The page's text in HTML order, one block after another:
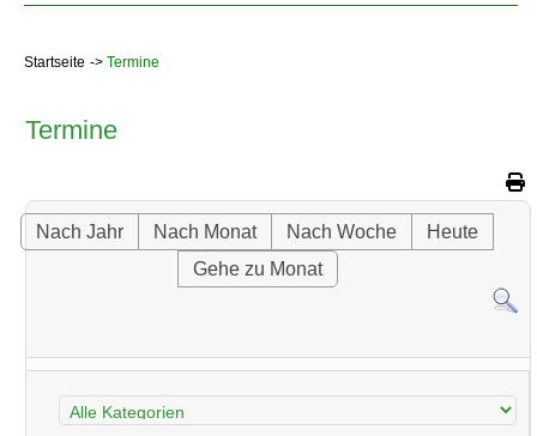
Startseite Termine
Termine
Nach Jahr Nach Monat Nach Woche
Heute
Gehe zu Monat
Eine Kategorie auswählen um die Liste zu filtern